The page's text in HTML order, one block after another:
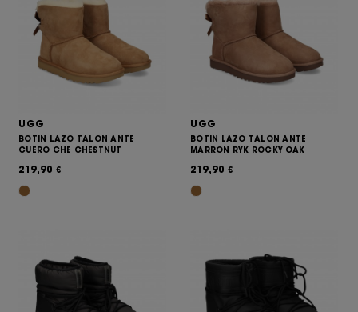
UGG
BOTIN LAZO TALON ANTE
CUERO CHE CHESTNUT
219,90 €
UGG
BOTIN LAZO TALON ANTE
MARRON RYK ROCKY OAK
219,90 €